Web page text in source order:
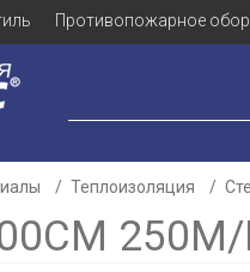
Противопожарное
Теплоизоляция